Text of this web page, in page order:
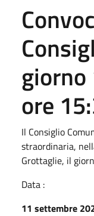
ore
Il Consiglio
straordinaria,
Grottaglie, il
Data :
11 settembre